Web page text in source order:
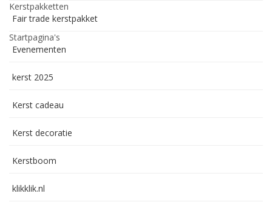
Kerstpakketten
Fair trade kerstpakket
Startpagina's
Evenementen
kerst 2025
Kerst cadeau
Kerst decoratie
Kerstboom
klikklik.nl